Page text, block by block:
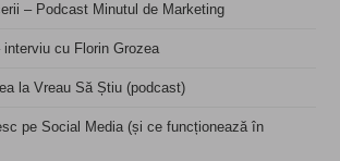
– Podcast Minutul de Marketing
cu Florin Grozea
la Vreau Să Știu (podcast)
pe Social Media (și ce funcționează în